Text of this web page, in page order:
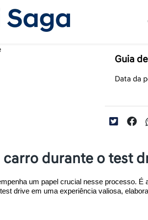
Guia
Data da
durante o test
um papel crucial nesse processo.
drive em uma experiência valiosa,